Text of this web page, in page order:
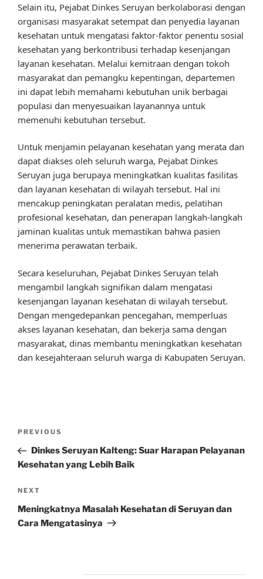
Selain itu, Pejabat Dinkes Seruyan berkolaborasi dengan
organisasi masyarakat setempat dan penyedia layanan
kesehatan untuk mengatasi faktor-faktor penentu sosial
kesehatan yang berkontribusi terhadap kesenjangan
layanan kesehatan. Melalui kemitraan dengan tokoh
masyarakat dan pemangku kepentingan, departemen
ini dapat lebih memahami kebutuhan unik berbagai
populasi dan menyesuaikan layanannya untuk
memenuhi kebutuhan tersebut.
Untuk menjamin pelayanan kesehatan yang merata dan
dapat diakses oleh seluruh warga, Pejabat Dinkes
Seruyan juga berupaya meningkatkan kualitas fasilitas
dan layanan kesehatan di wilayah tersebut. Hal ini
mencakup peningkatan peralatan medis, pelatihan
profesional kesehatan, dan penerapan langkah-langkah
jaminan kualitas untuk memastikan bahwa pasien
menerima perawatan terbaik.
Secara keseluruhan, Pejabat Dinkes Seruyan telah
mengambil langkah signifikan dalam mengatasi
kesenjangan layanan kesehatan di wilayah tersebut.
Dengan mengedepankan pencegahan, memperluas
akses layanan kesehatan, dan bekerja sama dengan
masyarakat, dinas membantu meningkatkan kesehatan
dan kesejahteraan seluruh warga di Kabupaten Seruyan.
Previous
Post
PREVIOUS
Dinkes Seruyan Kalteng: Suar Harapan Pelayanan
Kesehatan yang Lebih Baik
Next
Post
NEXT
Meningkatnya Masalah Kesehatan di Seruyan dan
Cara Mengatasinya